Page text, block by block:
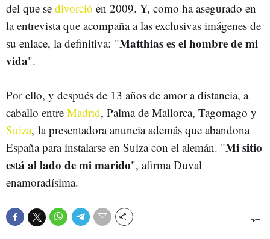
del que se divorció en 2009. Y, como ha asegurado en
la entrevista que acompaña a las exclusivas imágenes de
su enlace, la definitiva: "Matthias es el hombre de mi
vida".
Por ello, y después de 13 años de amor a distancia, a
caballo entre Madrid, Palma de Mallorca, Tagomago y
Suiza, la presentadora anuncia además que abandona
España para instalarse en Suiza con el alemán. "Mi sitio
está al lado de mi marido", afirma Duval
enamoradísima.